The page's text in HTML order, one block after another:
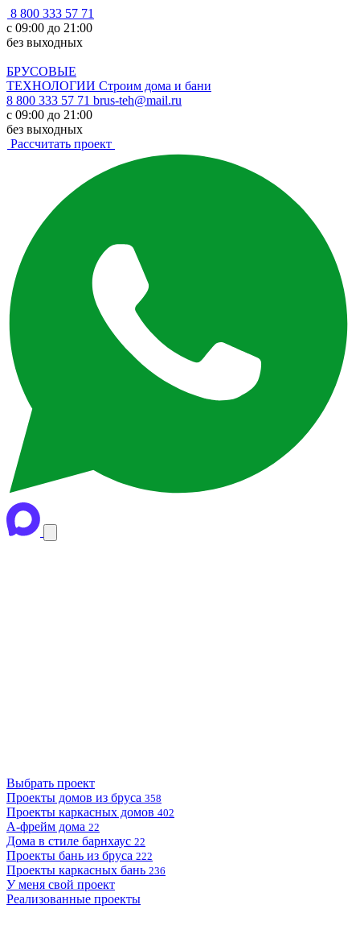
8 800 333 57 71
с 09:00 до 21:00
без выходных
БРУСОВЫЕ
ТЕХНОЛОГИИ Строим дома и бани
8 800 333 57 71 brus-teh@mail.ru
с 09:00 до 21:00
без выходных
Рассчитать проект
Выбрать проект
Проекты домов из бруса 358
Проекты каркасных домов 402
А-фрейм дома 22
Дома в стиле барнхаус 22
Проекты бань из бруса 222
Проекты каркасных бань 236
У меня свой проект
Реализованные проекты